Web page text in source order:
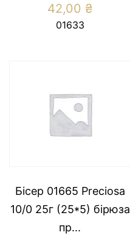
42,00 ₴
01633
Бісер 01665 Preсiosa
10/0 25г (25*5) бiрюза
пр...